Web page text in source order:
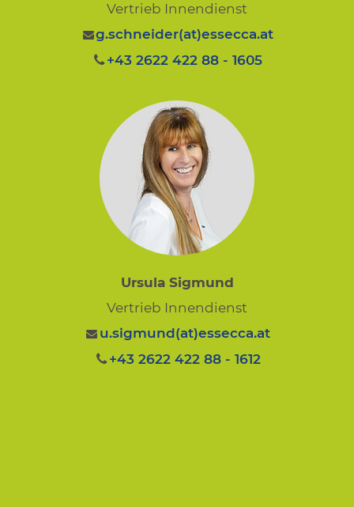
Vertrieb Innendienst
g.schneider(at)essecca.at
+43 2622 422 88 - 1605
Ursula Sigmund
Vertrieb Innendienst
u.sigmund(at)essecca.at
+43 2622 422 88 - 1612